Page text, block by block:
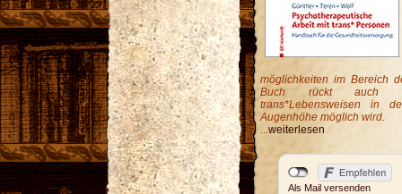
möglichkeiten im Bereich
Buch rückt auch die
trans*Lebensweisen in
Augenhöhe möglich wird.
weiterlesen
Als Mail versenden